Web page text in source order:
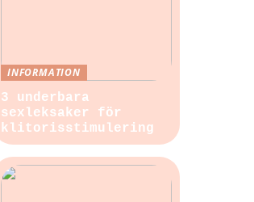
INFORMATION
3 underbara
sexleksaker för
klitorisstimulering